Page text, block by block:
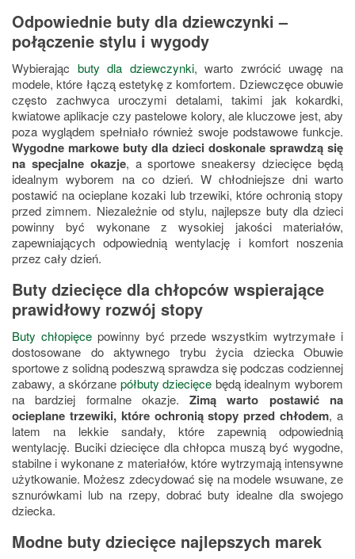
Odpowiednie buty dla dziewczynki –
połączenie stylu i wygody
Wybierając buty dla dziewczynki, warto zwrócić uwagę na
modele, które łączą estetykę z komfortem. Dziewczęce obuwie
często zachwyca uroczymi detalami, takimi jak kokardki,
kwiatowe aplikacje czy pastelowe kolory, ale kluczowe jest, aby
poza wyglądem spełniało również swoje podstawowe funkcje.
Wygodne markowe buty dla dzieci doskonale sprawdzą się
na specjalne okazje, a sportowe sneakersy dziecięce będą
idealnym wyborem na co dzień. W chłodniejsze dni warto
postawić na ocieplane kozaki lub trzewiki, które ochronią stopy
przed zimnem. Niezależnie od stylu, najlepsze buty dla dzieci
powinny być wykonane z wysokiej jakości materiałów,
zapewniających odpowiednią wentylację i komfort noszenia
przez cały dzień.
Buty dziecięce dla chłopców wspierające
prawidłowy rozwój stopy
Buty chłopięce powinny być przede wszystkim wytrzymałe i
dostosowane do aktywnego trybu życia dziecka Obuwie
sportowe z solidną podeszwą sprawdza się podczas codziennej
zabawy, a skórzane półbuty dziecięce będą idealnym wyborem
na bardziej formalne okazje.Zimą warto postawić na
ocieplane trzewiki, które ochronią stopy przed chłodem, a
latem na lekkie sandały, które zapewnią odpowiednią
wentylację. Buciki dziecięce dla chłopca muszą być wygodne,
stabilne i wykonane z materiałów, które wytrzymają intensywne
użytkowanie. Możesz zdecydować się na modele wsuwane, ze
sznurówkami lub na rzepy, dobrać buty idealne dla swojego
dziecka.
Modne buty dziecięce najlepszych marek